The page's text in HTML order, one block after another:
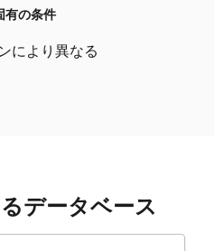
有の条件
により異なる
データベース